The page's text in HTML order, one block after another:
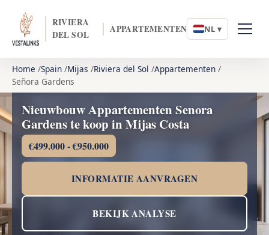
RIVIERA
DEL SOL
APPARTEMENTEN NL ▾
Home Spain Mijas Riviera del Sol Appartementen
Señora Gardens
Nieuwbouw Appartementen Senora
Gardens te koop in Mijas Costa
€499.000 - €950.000
INFORMATIE AANVRAGEN
BEKIJK ANALYSE